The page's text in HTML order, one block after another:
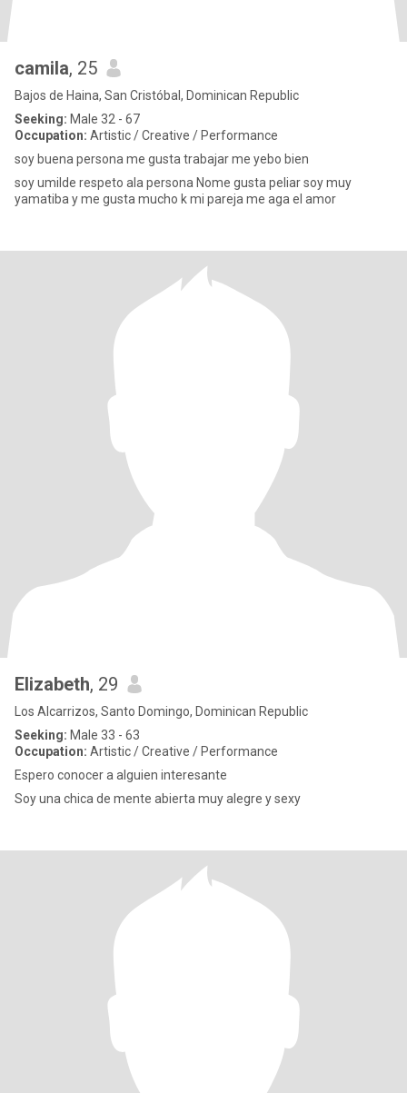
camila, 25
Bajos de Haina, San Cristóbal, Dominican Republic
Seeking: Male 32 - 67
Occupation: Artistic / Creative / Performance
soy buena persona me gusta trabajar me yebo bien
soy umilde respeto ala persona Nome gusta peliar soy muy
yamatiba y me gusta mucho k mi pareja me aga el amor
Elizabeth, 29
Los Alcarrizos, Santo Domingo, Dominican Republic
Seeking: Male 33 - 63
Occupation: Artistic / Creative / Performance
Espero conocer a alguien interesante
Soy una chica de mente abierta muy alegre y sexy